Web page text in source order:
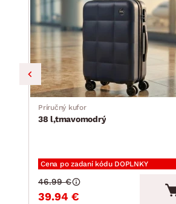
Príručný kufor
38 l,tmavomodrý
Cena po zadaní kódu DOPLNKY
39.94 €
46.99 €